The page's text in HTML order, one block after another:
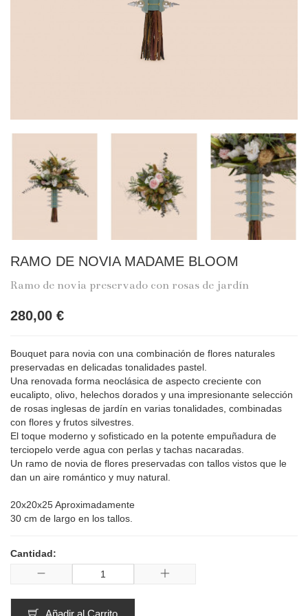
RAMO DE NOVIA MADAME BLOOM
Ramo de novia preservado con rosas de jardín
280,00 €
Bouquet para novia con una combinación de flores naturales
preservadas en delicadas tonalidades pastel.
Una renovada forma neoclásica de aspecto creciente con
eucalipto, olivo, helechos dorados y una impresionante selección
de rosas inglesas de jardín en varias tonalidades, combinadas
con flores y frutos silvestres.
El toque moderno y sofisticado en la potente empuñadura de
terciopelo verde agua con perlas y tachas nacaradas.
Un ramo de novia de flores preservadas con tallos vistos que le
dan un aire romántico y muy natural.
20x20x25 Aproximadamente
30 cm de largo en los tallos.
Cantidad: